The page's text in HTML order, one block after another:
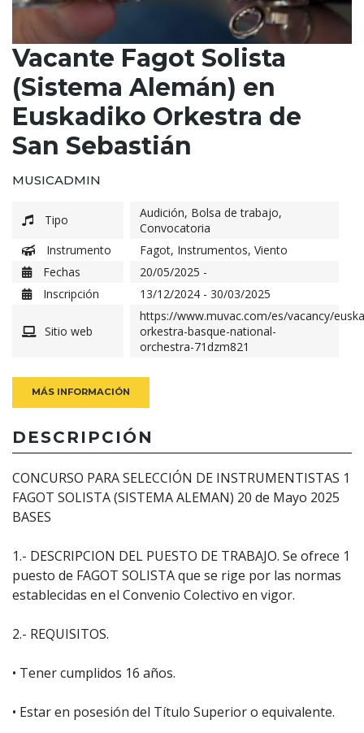
Vacante Fagot Solista
(Sistema Alemán) en
Euskadiko Orkestra de
San Sebastián
MUSICADMIN
Tipo Audición, Bolsa de trabajo,
Convocatoria
Instrumento
Fagot, Instrumentos, Viento
Fechas
20/05/2025 -
Inscripción
13/12/2024 - 30/03/2025
Sitio web
https://www.muvac.com/es/vacancy/
orkestra-basque-national-
orchestra-71dzm821
MÁS INFORMACIÓN
DESCRIPCIÓN
CONCURSO PARA SELECCIÓN DE INSTRUMENTISTAS 1
FAGOT SOLISTA (SISTEMA ALEMAN) 20 de Mayo 2025
BASES
1.- DESCRIPCION DEL PUESTO DE TRABAJO. Se ofrece 1
puesto de FAGOT SOLISTA que se rige por las normas
establecidas en el Convenio Colectivo en vigor.
2.- REQUISITOS.
• Tener cumplidos 16 años.
• Estar en posesión del Título Superior o equivalente.